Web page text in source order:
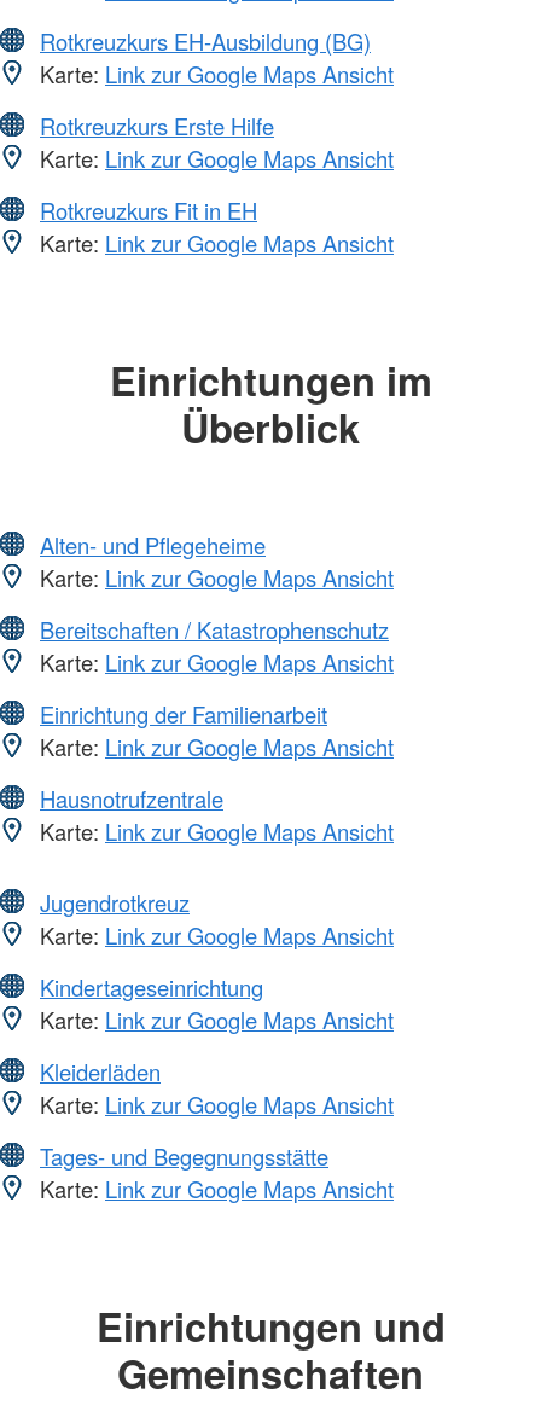
Rotkreuzkurs EH-Ausbildung (BG)
Karte: Link zur Google Maps Ansicht
Rotkreuzkurs Erste Hilfe
Karte: Link zur Google Maps Ansicht
Rotkreuzkurs Fit in EH
Karte: Link zur Google Maps Ansicht
Einrichtungen im
Überblick
Alten- und Pflegeheime
Karte: Link zur Google Maps Ansicht
Bereitschaften / Katastrophenschutz
Karte: Link zur Google Maps Ansicht
Einrichtung der Familienarbeit
Karte: Link zur Google Maps Ansicht
Hausnotrufzentrale
Karte: Link zur Google Maps Ansicht
Jugendrotkreuz
Karte: Link zur Google Maps Ansicht
Kindertageseinrichtung
Karte: Link zur Google Maps Ansicht
Kleiderläden
Karte: Link zur Google Maps Ansicht
Tages- und Begegnungsstätte
Karte: Link zur Google Maps Ansicht
Einrichtungen und
Gemeinschaften